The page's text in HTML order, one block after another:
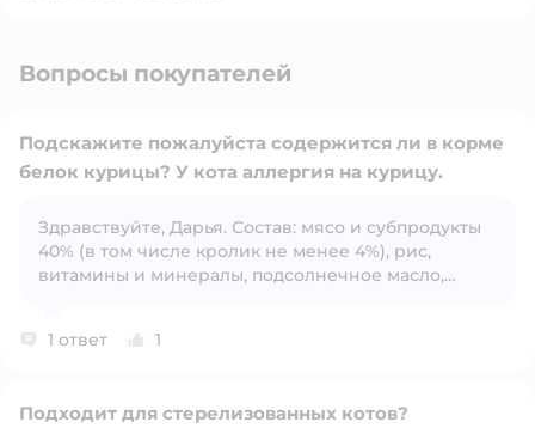
Вопросы покупателей
Открыть вопрос
Подскажите пожалуйста содержится ли в корме
белок курицы? У кота аллергия на курицу.
Здравствуйте, Дарья. Состав: мясо и субпродукты
40% (в том числе кролик не менее 4%), рис,
витамины и минералы, подсолнечное масло,
1 ответ 1
Подходит для стерелизованных котов?